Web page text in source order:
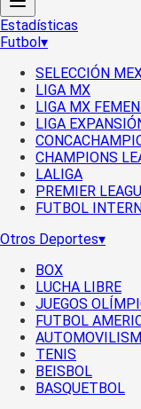
Estadísticas
Futbol▾
SELECCIÓN
LIGA MX
LIGA MX
LIGA
CHAMPIONS
LALIGA
PREMIER
FUTBOL
Otros Deportes▾
BOX
LUCHA LIBRE
JUEGOS
FUTBOL
TENIS
BEISBOL
BASQUETBOL